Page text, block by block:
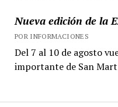
Nueva edición de la
POR INFORMACIONES
Del 7 al 10 de agosto
importante de San